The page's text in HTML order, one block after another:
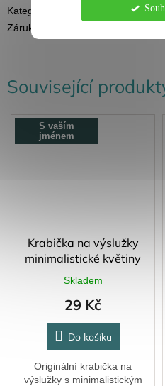
Související
S vaším
jménem
Krabička na výslužky
minimalistické květiny
Skladem
29 Kč
Do košíku
Originální krabička na
výslužky s minimalistickým
Kategorie
Svatební samolepky
Záruka